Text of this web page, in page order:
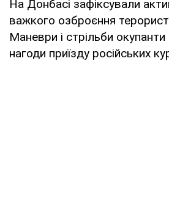
На Донбасі зафіксували
важкого озброєння
Маневри і стрільби
нагоди приїзду російських